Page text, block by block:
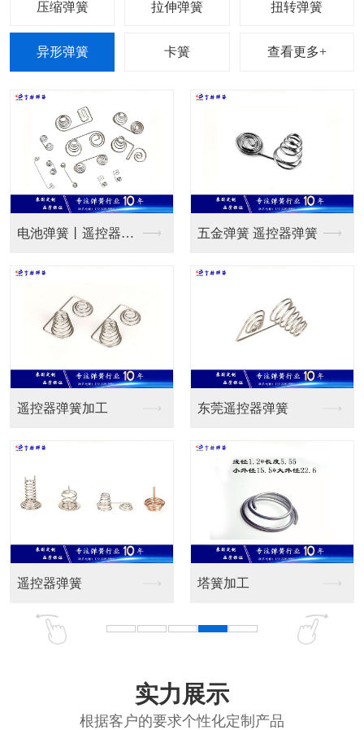
查看更多+
电池弹簧丨遥控器弹簧 五金弹簧 遥控器弹簧
工 东莞遥控器弹簧
塔簧加工
弹簧卡圈
卡簧|异形弹簧
东莞弹簧加工
实力展示
根据客户的要求个性化定制产品